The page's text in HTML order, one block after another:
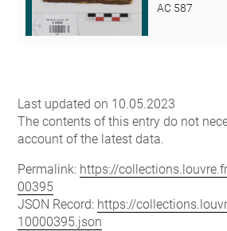
AC 587
Last updated on 10.05.2023
The contents of this entry do not
account of the latest data.
Permalink: https://
00395
JSON Record: https://
10000395.json